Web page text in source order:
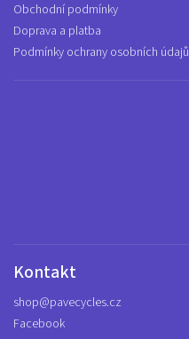
Obchodní podmínky
Doprava a platba
Podmínky ochrany osobních údajů
Kontakt
shop@pavecycles.cz
Facebook